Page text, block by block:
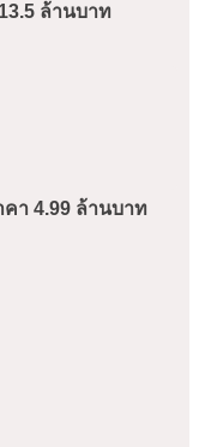
ล้านบาท
คา 4.99 ล้านบาท